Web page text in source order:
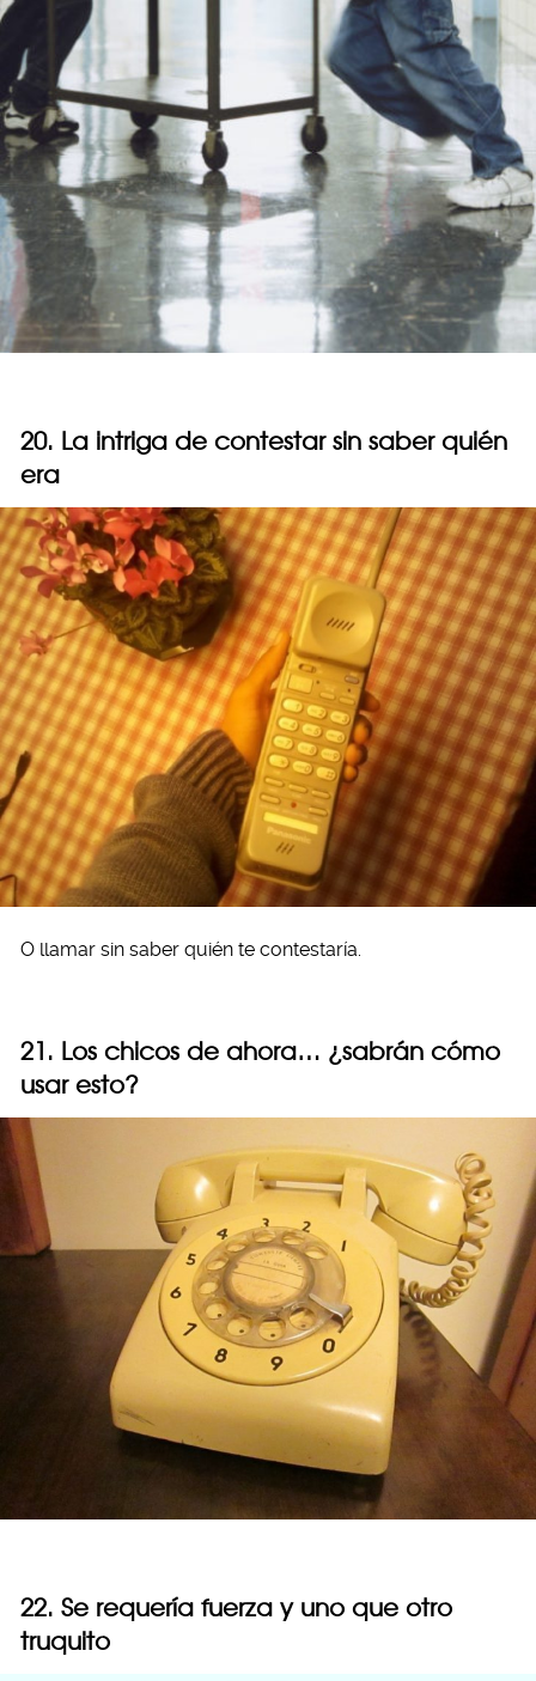
20. La intriga de contestar sin saber quién
era
O llamar sin saber quién te contestaría.
21. Los chicos de ahora… ¿sabrán cómo
usar esto?
22. Se requería fuerza y uno que otro
truquito